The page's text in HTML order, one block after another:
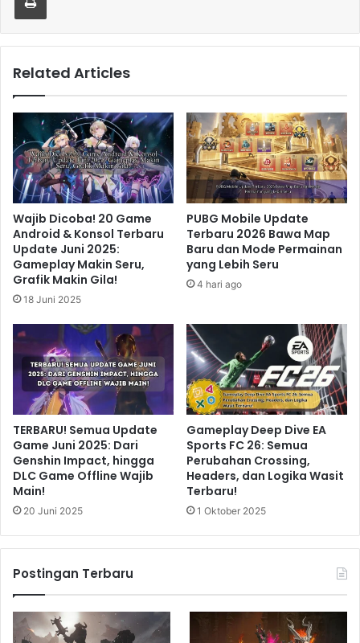
Related Articles
Wajib Dicoba! 20 Game
Android & Konsol Terbaru
Update Juni 2025:
Gameplay Makin Seru,
Grafik Makin Gila!
18 Juni 2025
PUBG Mobile Update
Terbaru 2026 Bawa Map
Baru dan Mode Permainan
yang Lebih Seru
4 hari ago
TERBARU! Semua Update
Game Juni 2025: Dari
Genshin Impact, hingga
DLC Game Offline Wajib
Main!
20 Juni 2025
Gameplay Deep Dive EA
Sports FC 26: Semua
Perubahan Crossing,
Headers, dan Logika Wasit
Terbaru!
1 Oktober 2025
Postingan Terbaru